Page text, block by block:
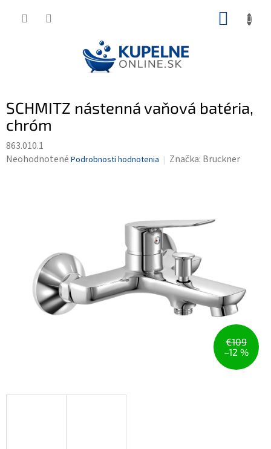
SCHMITZ nástenná vaňová batéria,
chróm
863.010.1
Priemerné
hviezdičiek.
Neohodnotené Podrobnosti hodnotenia Značka: Bruckner
€109
–12 %